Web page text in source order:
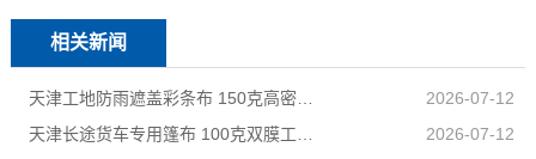
相关新闻
天津工地防雨遮盖彩条布 150克高密度 基建施工防尘防水
2026-07-12
2026-07-12